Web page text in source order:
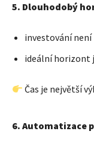
5. Dlouhodobý
investování
ideální horizont
Čas je největší
6. Automatizace